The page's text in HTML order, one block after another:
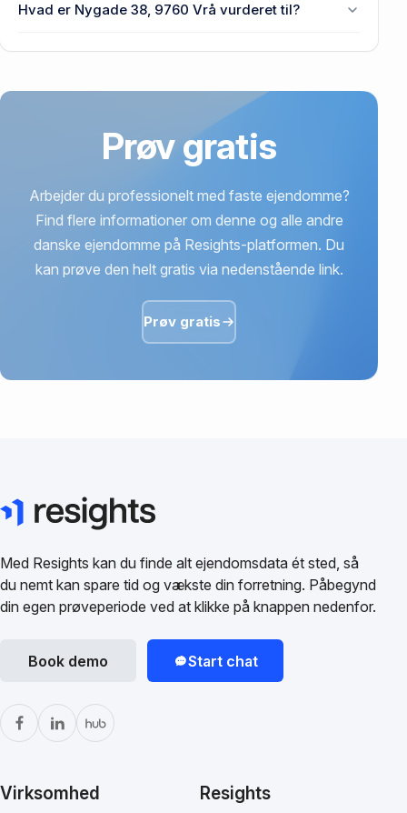
senest blev handlet i 2026.
Hvad er Nygade 38, 9760 Vrå vurderet til?
Prøv gratis
Arbejder du professionelt med faste ejendomme?
Find flere informationer om denne og alle andre
danske ejendomme på Resights-platformen. Du
kan prøve den helt gratis via nedenstående link.
Prøv gratis
Med Resights kan du finde alt ejendomsdata ét sted, så
du nemt kan spare tid og vækste din forretning. Påbegynd
din egen prøveperiode ved at klikke på knappen nedenfor.
Book demo Start chat
Virksomhed Resights